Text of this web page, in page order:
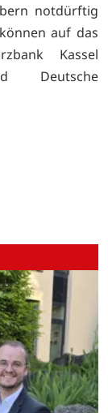
notdürftig
auf das
Kassel
Deutsche